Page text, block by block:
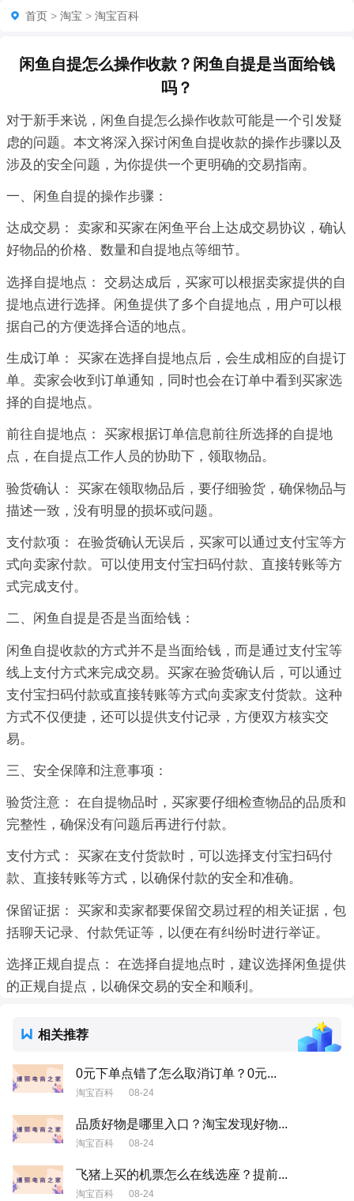
首页 > 淘宝 > 淘宝百科
闲鱼自提怎么操作收款？闲鱼自提是当面给钱
吗？
对于新手来说，闲鱼自提怎么操作收款可能是一个引发疑
虑的问题。本文将深入探讨闲鱼自提收款的操作步骤以及
涉及的安全问题，为你提供一个更明确的交易指南。
一、闲鱼自提的操作步骤：
达成交易： 卖家和买家在闲鱼平台上达成交易协议，确认
好物品的价格、数量和自提地点等细节。
选择自提地点： 交易达成后，买家可以根据卖家提供的自
提地点进行选择。闲鱼提供了多个自提地点，用户可以根
据自己的方便选择合适的地点。
生成订单： 买家在选择自提地点后，会生成相应的自提订
单。卖家会收到订单通知，同时也会在订单中看到买家选
择的自提地点。
前往自提地点： 买家根据订单信息前往所选择的自提地
点，在自提点工作人员的协助下，领取物品。
验货确认： 买家在领取物品后，要仔细验货，确保物品与
描述一致，没有明显的损坏或问题。
支付款项： 在验货确认无误后，买家可以通过支付宝等方
式向卖家付款。可以使用支付宝扫码付款、直接转账等方
式完成支付。
二、闲鱼自提是否是当面给钱：
闲鱼自提收款的方式并不是当面给钱，而是通过支付宝等
线上支付方式来完成交易。买家在验货确认后，可以通过
支付宝扫码付款或直接转账等方式向卖家支付货款。这种
方式不仅便捷，还可以提供支付记录，方便双方核实交
易。
三、安全保障和注意事项：
验货注意： 在自提物品时，买家要仔细检查物品的品质和
完整性，确保没有问题后再进行付款。
支付方式： 买家在支付货款时，可以选择支付宝扫码付
款、直接转账等方式，以确保付款的安全和准确。
保留证据： 买家和卖家都要保留交易过程的相关证据，包
括聊天记录、付款凭证等，以便在有纠纷时进行举证。
选择正规自提点： 在选择自提地点时，建议选择闲鱼提供
的正规自提点，以确保交易的安全和顺利。
相关推荐
0元下单点错了怎么取消订单？0元...
淘宝百科 08-24
品质好物是哪里入口？淘宝发现好物...
淘宝百科 08-24
飞猪上买的机票怎么在线选座？提前...
淘宝百科 08-24